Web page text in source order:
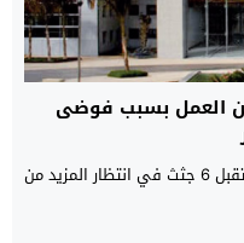
العمل بسبب فوضى